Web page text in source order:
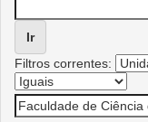
Filtros correntes: